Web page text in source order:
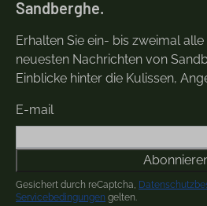
Sandberghe.
Erhalten Sie ein- bis zweimal
neuesten Nachrichten von
Einblicke hinter die Kulissen,
E-mail
Gesichert durch reCaptcha,
Servicebedingungen gelten.